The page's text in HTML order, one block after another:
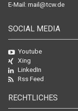
E-Mail: mail@tcw.de
SOCIAL MEDIA
Youtube
Xing
LinkedIn
Rss Feed
RECHTLICHES